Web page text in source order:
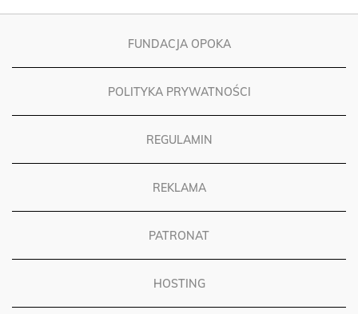
FUNDACJA OPOKA
POLITYKA PRYWATNOŚCI
REGULAMIN
REKLAMA
PATRONAT
HOSTING